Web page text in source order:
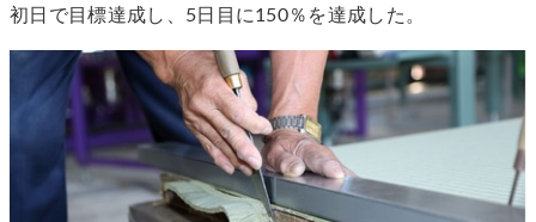
初日で目標達成し、5日目に150％を達成した。